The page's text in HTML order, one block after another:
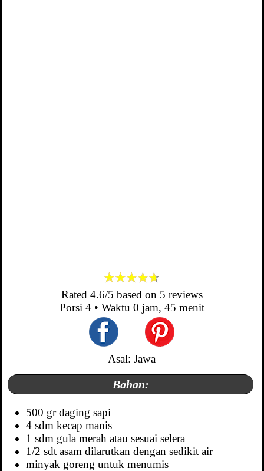
Rated 4.6/5 based on 5 reviews
Porsi 4• Waktu 0 jam, 45 menit
Asal: Jawa
Bahan:
500 gr daging sapi
4 sdm kecap manis
1 sdm gula merah atau sesuai selera
1/2 sdt asam dilarutkan dengan sedikit air
minyak goreng untuk menumis